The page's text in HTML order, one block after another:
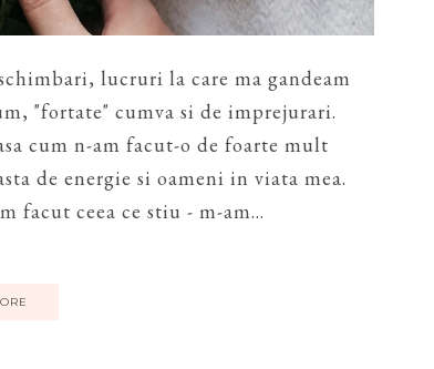
lucruri la care ma gandeam
"fortate" cumva si de imprejurari.
cum n-am facut-o de foarte mult
de energie si oameni in viata mea.
facut ceea ce stiu - m-am...